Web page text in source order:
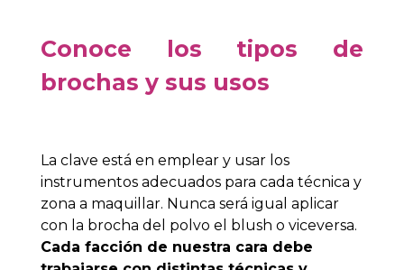
Conoce los tipos de
brochas y sus usos
La clave está en emplear y usar los
instrumentos adecuados para cada técnica y
zona a maquillar. Nunca será igual aplicar
con la brocha del polvo el blush o viceversa.
Cada facción de nuestra cara debe